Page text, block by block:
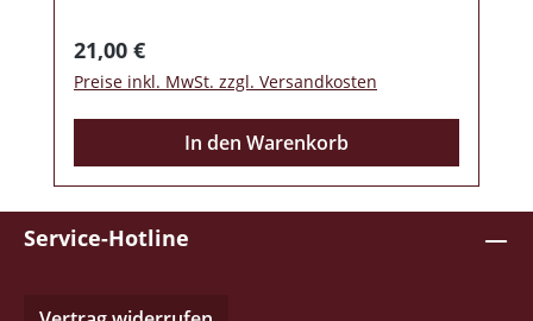
Detroit und teilten Mitglieder mit Rival,
Almighty Lumberjacks Of Death, Cold As
Life, Max Resist.... Erschienen
ausschließlich im schwarzem Vinyl mit
fettem Beiheft mit Texten und Interviews
und 3 Postkarten mit einem Limit von 300
Stück.
Regulärer Preis:
21,00 €
Preise inkl. MwSt. zzgl. Versandkosten
In den Warenkorb
Service-Hotline